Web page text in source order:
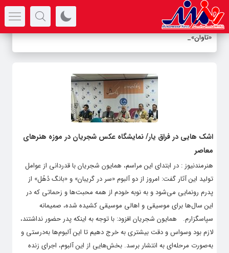
«تاوان» در پردیس شهر-
اشک هایی در فراق یار/ نمایشگاه عکس شجریان در موزه هنرهای
معاصر
هنرمندنیوز : در ابتدای این مراسم، همایون شجریان با قدردانی از عوامل
تولید این آثار گفت: امروز از دو آلبوم «سر در گریبان» و «بانگ دُهُل» از
پدرم رونمایی می‌شود و به نوبه خودم از همه محبت‌ها و زحماتی که در
این سال‌ها برای موسیقی و اهالی موسیقی کشیده شده، صمیمانه
سپاسگزارم. همایون شجریان افزود: با توجه به اینکه پدر حضور نداشتند،
لازم بود وسواس و دقت بیشتری به خرج دهیم تا این آلبوم‌ها به‌درستی و
به‌صورت مرحله‌ای به انتشار برسد. بخش‌هایی از این آلبوم، اجرای زنده